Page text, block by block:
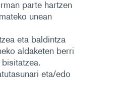
parte hartzen
unean
eta baldintza
aldaketen berri
eta/edo